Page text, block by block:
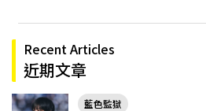
Recent Articles
近期文章
藍色監獄